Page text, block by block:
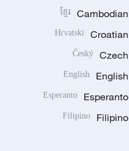
Cambodian
ខ្មែរ
Croatian
Hrvatski
Czech
Český
English
English
Esperanto
Esperanto
Filipino
Filipino